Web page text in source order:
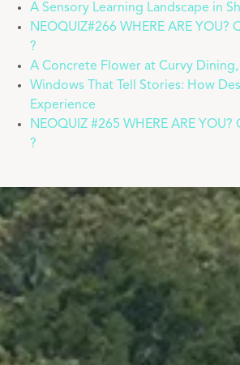
A Sensory Learning Landscape in
NEOQUIZ#266 WHERE ARE YOU?
?
A Concrete Flower at Curvy
Windows That Tell Stories: How
Experience
NEOQUIZ #265 WHERE ARE YOU?
?